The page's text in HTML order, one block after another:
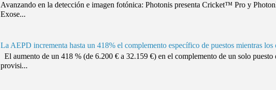
Avanzando en la detección e imagen fotónica: Photonis presenta Cricket™ Pro y
Exose...
La AEPD incrementa hasta un 418% el complemento específico de puestos mientras
El aumento de un 418 % (de 6.200 € a 32.159 €) en el complemento de un solo
provisi...